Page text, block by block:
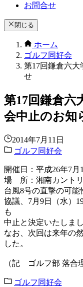
お問合せ
閉じる
ホーム
ゴルフ同好会
第17回鎌倉六大
せ
第17回鎌倉六
会中止のお知
2014年7月11日
ゴルフ同好会
開催日：平成26年7月
場 所：湘南カント
台風8号の直撃の可
協議、7月9日（水）
も
中止と決定いたしまし
なお、次回は来年の
した。
（記 ゴルフ部 落合
ゴルフ同好会